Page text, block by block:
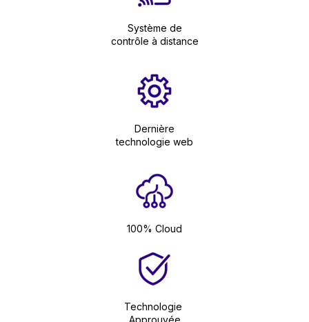
Système de
contrôle à distance
Dernière
technologie web
100% Cloud
Technologie